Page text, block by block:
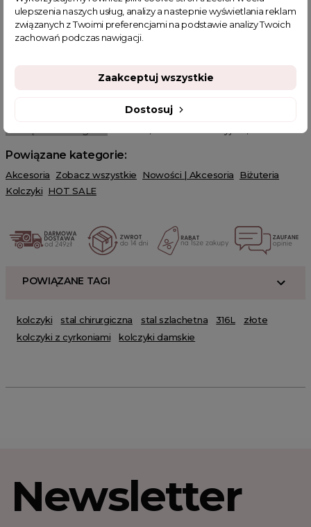
są one wyjątkowe z każdej perspektywy.
Złoto i cyrkony
Długie kolczyki Kailani to nie tylko biżuteria, ale również wyraz
Powiązanie kategorie:
Powiązane kategorie:
Akcesoria Zobacz wszystkie Nowości | Akcesoria
Biżuteria
Kolczyki HOT SALE
POWIĄZANE TAGI
kolczyki stal chirurgiczna stal szlachetna 316L
złote
kolczyki z cyrkoniami
kolczyki damskie
Newsletter
ulepszenia naszych usług, analizy a nastepnie wyświetlania reklam
związanych z Twoimi preferencjami na podstawie analizy Twoich
zachowań podczas nawigacji.
Dostosuj
Zaakceptuj wszystkie